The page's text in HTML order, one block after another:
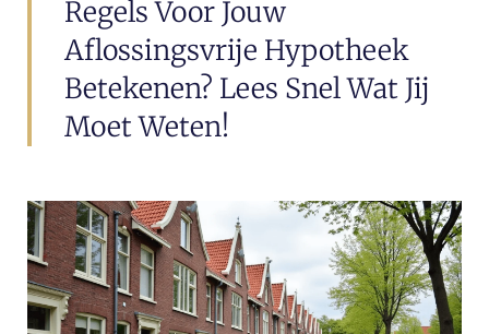
Regels Voor Jouw
Aflossingsvrije Hypotheek
Betekenen? Lees Snel Wat Jij
Moet Weten!